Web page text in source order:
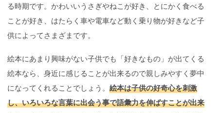
る時期です。かわいいうさぎやねこが好き、とにかく食べる
ことが好き、はたらく車や電車など動く乗り物が好きなど子
供によってさまざまです。
絵本にあまり興味がない子供でも「好きなもの」が出てくる
絵本なら、身近に感じることが出来るので親しみやすく夢中
になってくれることでしょう。 絵本は子供の好奇心を刺激
し、いろいろな言葉に出会う事で語彙力を伸ばすことが出来